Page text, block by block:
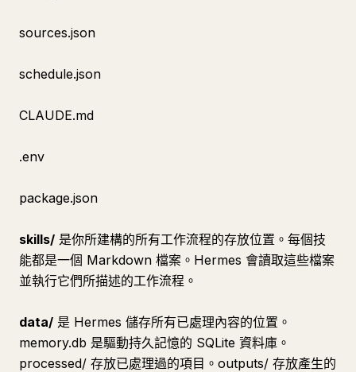
sources.json
schedule.json
CLAUDE.md
.env
package.json
skills/ 是你所建構的所有工作流程的存放位置。每個技
能都是一個 Markdown 檔案。Hermes 會讀取這些檔案
並執行它們所描述的工作流程。
data/ 是 Hermes 儲存所有已處理內容的位置。
memory.db 是驅動持久記憶的 SQLite 資料庫。
processed/ 存放已處理過的項目。outputs/ 存放產生的